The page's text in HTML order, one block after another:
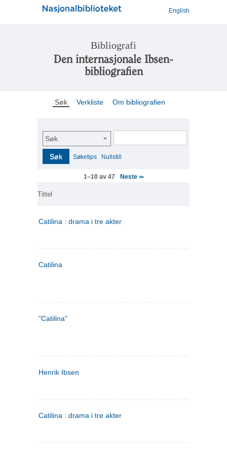
English
Bibliografi
Den internasjonale Ibsen-
bibliografien
Søk Verkliste Om bibliografien
Søk
Søk Søketips Nullstill
1–10 av 47 Neste>>
Tittel
Catilina : drama i tre akter
Catilina
"Catilina"
Henrik Ibsen
Catilina : drama i tre akter